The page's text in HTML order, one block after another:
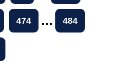
474 ... 484